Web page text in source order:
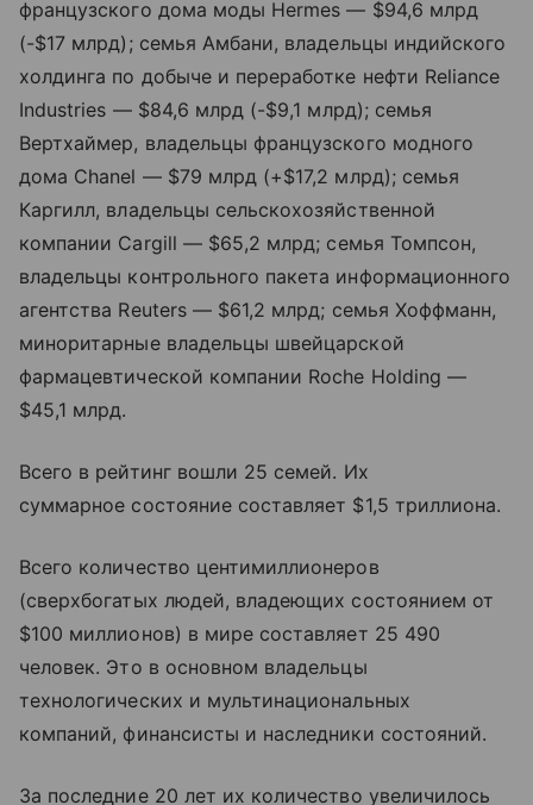
французского дома моды Hermes — $94,6 млрд
(-$17 млрд); семья Амбани, владельцы индийского
холдинга по добыче и переработке нефти Reliance
Industries — $84,6 млрд (-$9,1 млрд); семья
Вертхаймер, владельцы французского модного
дома Chanel — $79 млрд (+$17,2 млрд); семья
Каргилл, владельцы сельскохозяйственной
компании Cargill — $65,2 млрд; семья Томпсон,
владельцы контрольного пакета информационного
агентства Reuters — $61,2 млрд; семья Хоффманн,
миноритарные владельцы швейцарской
фармацевтической компании Roche Holding —
$45,1 млрд.
Всего в рейтинг вошли 25 семей. Их
суммарное состояние составляет $1,5 триллиона.
Всего количество центимиллионеров
(сверхбогатых людей, владеющих состоянием от
$100 миллионов) в мире составляет 25 490
человек. Это в основном владельцы
технологических и мультинациональных
компаний, финансисты и наследники состояний.
За последние 20 лет их количество увеличилось